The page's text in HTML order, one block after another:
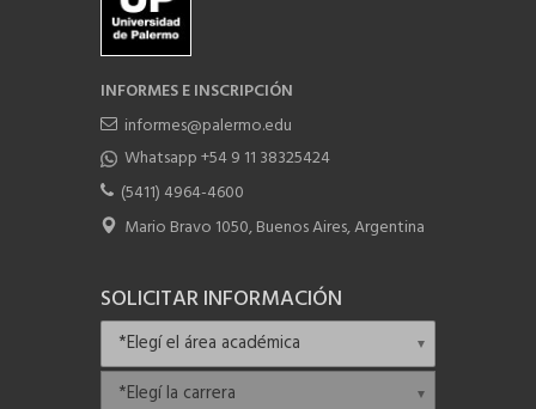
INFORMES E INSCRIPCIÓN
informes@palermo.edu
Whatsapp +54 9 11 38325424
(5411) 4964-4600
Mario Bravo 1050, Buenos Aires, Argentina
SOLICITAR INFORMACIÓN